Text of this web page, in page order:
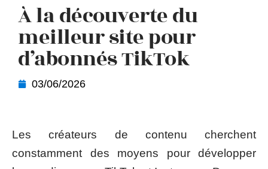
À la découverte du
meilleur site pour
d’abonnés TikTok
03/06/2026
Les créateurs de contenu cherchent
constamment des moyens pour développer